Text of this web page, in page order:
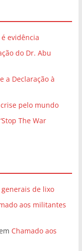
evidência
do Dr. Abu
a Declaração à
pelo mundo
The War
de lixo
aos militantes
Chamado aos